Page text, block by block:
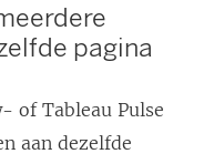
pagina
of Tableau Pulse
aan dezelfde